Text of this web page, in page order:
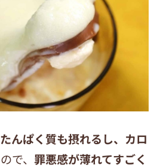
たんぱく質も摂れるし、 カロ
ので、 罪悪感が薄れてすごく